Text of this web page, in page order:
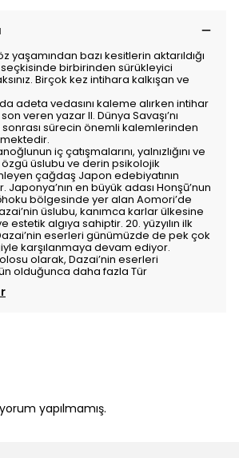
yaşamından bazı kesitlerin aktarıldığı
birbirinden sürükleyici
Birçok kez intihara kalkışan ve
adeta vedasını kaleme alırken intihar
veren yazar II. Dünya Savaşı’nı
sürecin önemli kalemlerinden
iç çatışmalarını, yalnızlığını ve
özgü üslubu ve derin psikolojik
çağdaş Japon edebiyatının
Japonya’nın en büyük adası Honşū’nun
bölgesinde yer alan Aomori’de
üslubu, kanımca karlar ülkesine
estetik algıya sahiptir. 20. yüzyılın ilk
eserleri günümüzde de pek çok
karşılanmaya devam ediyor.
olarak, Dazai’nin eserleri
olduğunca daha fazla Tür
yapılmamış.